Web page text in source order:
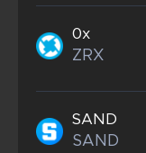
0x
ZRX
SAND
SAND